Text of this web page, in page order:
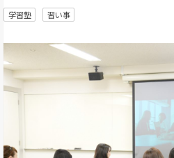
学習塾 習い事